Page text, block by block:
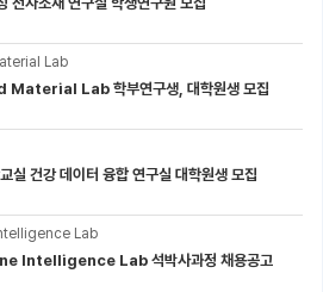
Lab
Lab 학부연구생, 대학원생 모집
실 건강 데이터 융합 연구실 대학원생 모집
Lab
Intelligence Lab 석박사과정 채용공고